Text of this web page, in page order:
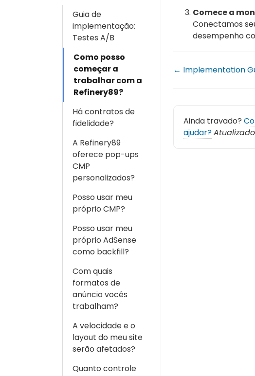
Guia de
implementação:
Testes A/B
Como posso
começar a
trabalhar com a
Refinery89?
Há contratos de
fidelidade?
A Refinery89
oferece pop-ups
CMP
personalizados?
Posso usar meu
próprio CMP?
Posso usar meu
próprio AdSense
como backfill?
Com quais
formatos de
anúncio vocês
trabalham?
A velocidade e o
layout do meu site
serão afetados?
Quanto controle
Comece a
Conectamos
desempenho
← Implementation
Ainda travado?
ajudar?